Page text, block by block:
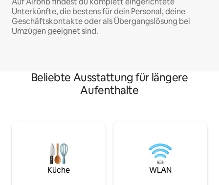
Unterkünfte, die bestens für dein Personal, deine
Geschäftskontakte oder als Übergangslösung bei
Umzügen geeignet sind.
Beliebte Ausstattung für längere
Aufenthalte
Küche WLAN